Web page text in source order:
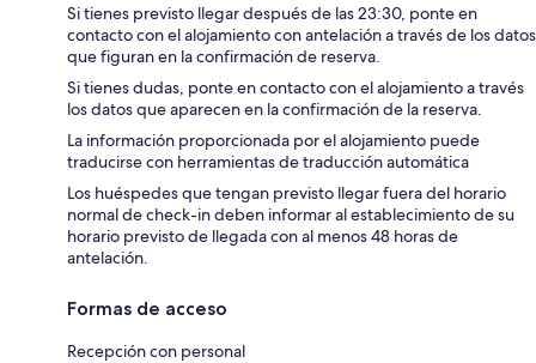
Si tienes previsto llegar después de las 23:30, ponte en
contacto con el alojamiento con antelación a través de los datos
que figuran en la confirmación de reserva.
Si tienes dudas, ponte en contacto con el alojamiento a través
los datos que aparecen en la confirmación de la reserva.
La información proporcionada por el alojamiento puede
traducirse con herramientas de traducción automática
Los huéspedes que tengan previsto llegar fuera del horario
normal de check-in deben informar al establecimiento de su
horario previsto de llegada con al menos 48 horas de
antelación.
Formas de acceso
Recepción con personal